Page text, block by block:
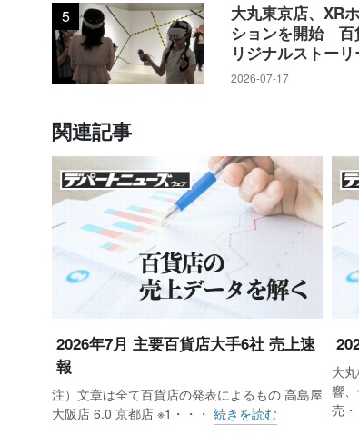
東京地区百貨店（12社・25
り、回復基調だった前月（
5
大丸東京店、XR
ションを開始 百
リジナルストーリ
2026-07-17
関連記事
2026年7月 主要百貨店大手6社 売上速
報
注）文章は全て百貨店の発表によるもの 高島屋
大阪店 6.0 京都店 ※1・・・ 続きを読む
大
響
売